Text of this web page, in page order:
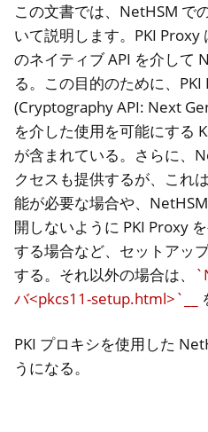
navigation of NextBox
navigation of NetHSM
この文書では、NetHSM で
いて説明します。PKI
のネイティブ API を介して
る。この目的のために、
(Cryptography API: Next
を介した使用を可能にする
が含まれている。さらに、
クセスも提供するが、これ
能が必要な場合や、
開しないように PKI Proxy
する場合など、セットアッ
する。それ以外の場合は、
バ<pkcs11-setup.html>`__
PKI プロキシを使用した
うになる。